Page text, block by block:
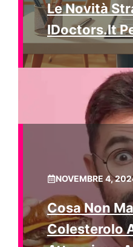
Le Novità
IDoctors.it
NOVEMBRE 4,
Cosa Non
Colesterolo